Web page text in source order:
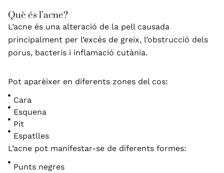
Què és l’acne?
L’acne és una alteració de la pell causada
principalment per l’excés de greix, l’obstrucció dels
porus, bacteris i inflamació cutània.
Pot aparèixer en diferents zones del cos:
Cara
Esquena
Pit
Espatlles
L’acne pot manifestar-se de diferents formes:
Punts negres